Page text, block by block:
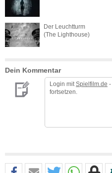
Der Leuchtturm
(The Lighthouse)
Dein Kommentar
Login mit Spielfilm.de -
fortsetzen.